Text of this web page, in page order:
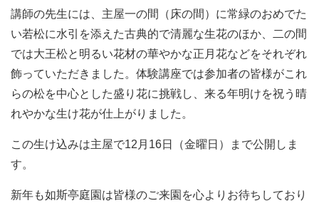
講師の先生には、主屋一の間（床の間）に常緑のおめでた
い若松に水引を添えた古典的で清麗な生花のほか、二の間
では大王松と明るい花材の華やかな正月花などをそれぞれ
飾っていただきました。体験講座では参加者の皆様がこれ
らの松を中心とした盛り花に挑戦し、来る年明けを祝う晴
れやかな生け花が仕上がりました。
この生け込みは主屋で12月16日（金曜日）まで公開しま
す。
新年も如斯亭庭園は皆様のご来園を心よりお待ちしており